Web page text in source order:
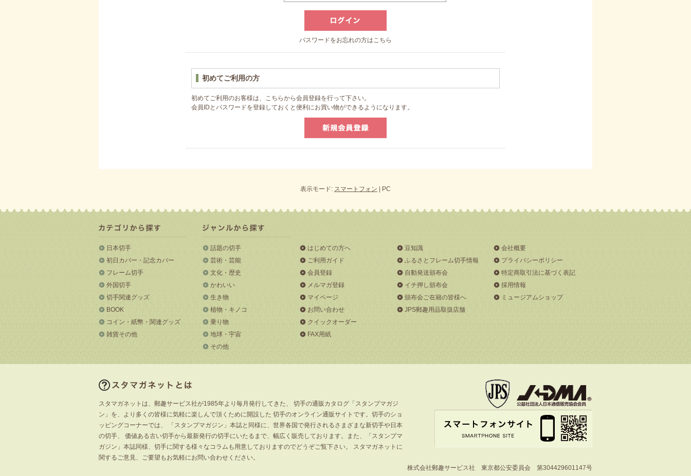
パスワードをお忘れの方はこちら
初めてご利用の方
初めてご利用のお客様は、こちらから会員登録を行って下さい。
会員IDとパスワードを登録しておくと便利にお買い物ができるようになります。
表示モード: スマートフォン | PC
日本切手
初日カバー・記念カバー
フレーム切手
外国切手
切手関連グッズ
BOOK
コイン・紙幣・関連グッズ
雑貨その他
話題の切手
芸術・芸能
文化・歴史
かわいい
生き物
植物・キノコ
乗り物
地球・宇宙
その他
はじめての方へ
ご利用ガイド
会員登録
メルマガ登録
マイページ
お問い合わせ
クイックオーダー
FAX用紙
豆知識
ふるさとフレーム切手情報
自動発送頒布会
イチ押し頒布会
頒布会ご在籍の皆様へ
JPS郵趣用品取扱店舗
会社概要
プライバシーポリシー
特定商取引法に基づく表記
採用情報
ミュージアムショップ
スタマガネットは、郵趣サービス社が1985年より毎月発行してきた、 切手の通販カタログ「スタンプマガジ
ン」を、より多くの皆様に気軽に楽しんで頂くために開設した 切手のオンライン通販サイトです。切手のショ
ッピングコーナーでは、 「スタンプマガジン」本誌と同様に、世界各国で発行されるさまざまな新切手や日本
の切手、 価値ある古い切手から最新発行の切手にいたるまで、幅広く販売しております。また、「スタンプマ
ガジン」本誌同様、切手に関する様々なコラムも用意しておりますのでどうぞご覧下さい。 スタマガネットに
関するご意見、ご要望もお気軽にお問い合わせください。
株式会社郵趣サービス社 東京都公安委員会 第304429601147号